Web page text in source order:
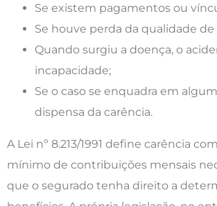
Se existem pagamentos ou
Se houve perda da qualidade de
Quando surgiu a doença, o
incapacidade;
Se o caso se enquadra em
dispensa da carência.
A Lei nº 8.213/1991 define carência
mínimo de contribuições mensais
que o segurado tenha direito a